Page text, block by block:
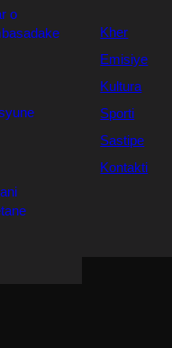
o
Kher
Emisiye
Kultura
Sporti
Sastipe
Kontakti